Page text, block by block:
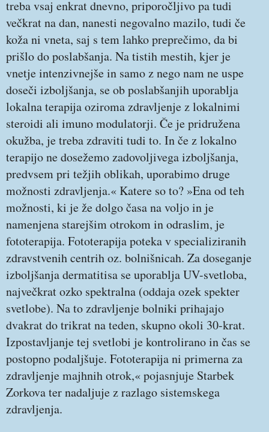
treba vsaj enkrat dnevno, priporočljivo pa tudi
večkrat na dan, nanesti negovalno mazilo, tudi če
koža ni vneta, saj s tem lahko preprečimo, da bi
prišlo do poslabšanja. Na tistih mestih, kjer je
vnetje intenzivnejše in samo z nego nam ne uspe
doseči izboljšanja, se ob poslabšanjih uporablja
lokalna terapija oziroma zdravljenje z lokalnimi
steroidi ali imuno modulatorji. Če je pridružena
okužba, je treba zdraviti tudi to. In če z lokalno
terapijo ne dosežemo zadovoljivega izboljšanja,
predvsem pri težjih oblikah, uporabimo druge
možnosti zdravljenja.« Katere so to? »Ena od teh
možnosti, ki je že dolgo časa na voljo in je
namenjena starejšim otrokom in odraslim, je
fototerapija. Fototerapija poteka v specializiranih
zdravstvenih centrih oz. bolnišnicah. Za doseganje
izboljšanja dermatitisa se uporablja UV-svetloba,
največkrat ozko spektralna (oddaja ozek spekter
svetlobe). Na to zdravljenje bolniki prihajajo
dvakrat do trikrat na teden, skupno okoli 30-krat.
Izpostavljanje tej svetlobi je kontrolirano in čas se
postopno podaljšuje. Fototerapija ni primerna za
zdravljenje majhnih otrok,« pojasnjuje Starbek
Zorkova ter nadaljuje z razlago sistemskega
zdravljenja.